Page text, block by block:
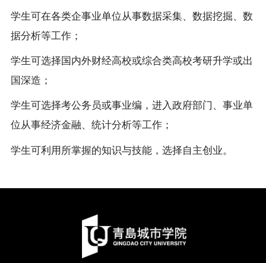
学生可在各类企事业单位从事数据采集、数据挖掘、数
据分析等工作；
学生可选择国内外财经高校或综合类高校考研升学或出
国深造；
学生可选择考公务员或事业编，进入政府部门、事业单
位从事经济金融、统计分析等工作；
学生可利用所掌握的知识与技能，选择自主创业。